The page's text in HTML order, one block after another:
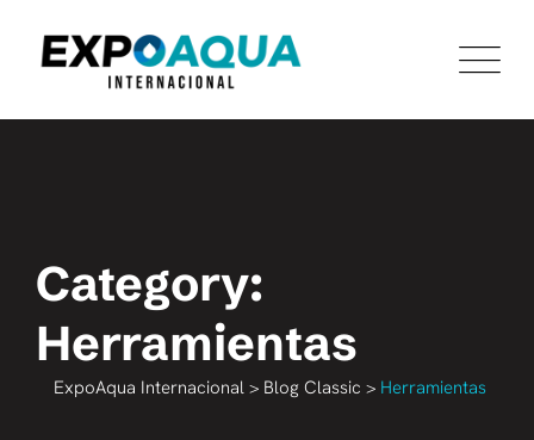
content
Category:
Herramientas
ExpoAqua Internacional > Blog Classic > Herramientas